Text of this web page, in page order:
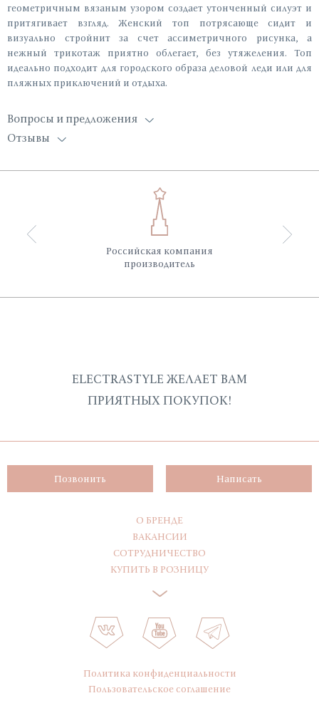
геометричным вязаным узором создает утонченный силуэт и
притягивает взгляд. Женский топ потрясающе сидит и
визуально стройнит за счет ассиметричного рисунка, а
нежный трикотаж приятно облегает, без утяжеления. Топ
идеально подходит для городского образа деловой леди или для
пляжных приключений и отдыха.
Вопросы и предложения
Отзывы
Российская компания
производитель
ELECTRASTYLE ЖЕЛАЕТ ВАМ
ПРИЯТНЫХ ПОКУПОК!
Позвонить Написать
О БРЕНДЕ
ВАКАНСИИ
СОТРУДНИЧЕСТВО
КУПИТЬ В РОЗНИЦУ
Политика конфиденциальности
Пользовательское соглашение